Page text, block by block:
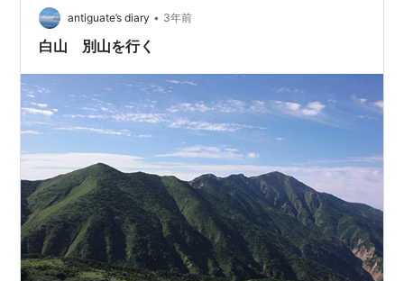
antiguate’s diary • 3年前
白山 別山を行く